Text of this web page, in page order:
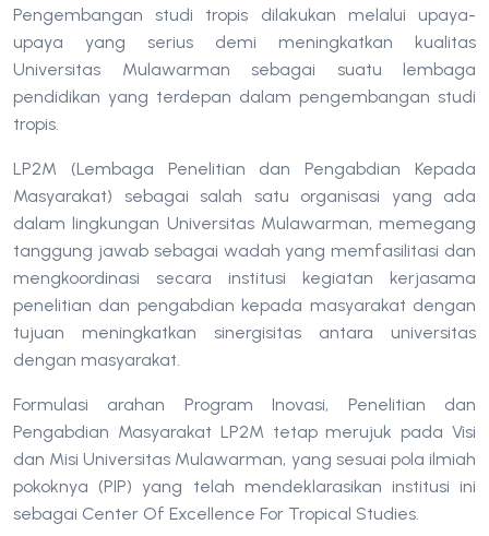
Pengembangan studi tropis dilakukan melalui upaya-
upaya yang serius demi meningkatkan kualitas
Universitas Mulawarman sebagai suatu lembaga
pendidikan yang terdepan dalam pengembangan studi
tropis.
LP2M (Lembaga Penelitian dan Pengabdian Kepada
Masyarakat) sebagai salah satu organisasi yang ada
dalam lingkungan Universitas Mulawarman, memegang
tanggung jawab sebagai wadah yang memfasilitasi dan
mengkoordinasi secara institusi kegiatan kerjasama
penelitian dan pengabdian kepada masyarakat dengan
tujuan meningkatkan sinergisitas antara universitas
dengan masyarakat.
Formulasi arahan Program Inovasi, Penelitian dan
Pengabdian Masyarakat LP2M tetap merujuk pada Visi
dan Misi Universitas Mulawarman, yang sesuai pola ilmiah
pokoknya (PIP) yang telah mendeklarasikan institusi ini
sebagai Center Of Excellence For Tropical Studies.